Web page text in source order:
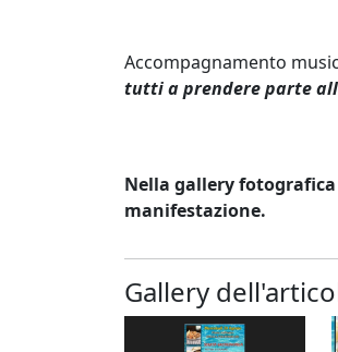
Accompagnamento
tutti a prendere parte
Nella gallery
manifestazione.
Gallery